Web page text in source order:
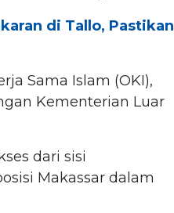
di Tallo, Pastikan
Sama Islam (OKI),
Kementerian Luar
dari sisi
Makassar dalam